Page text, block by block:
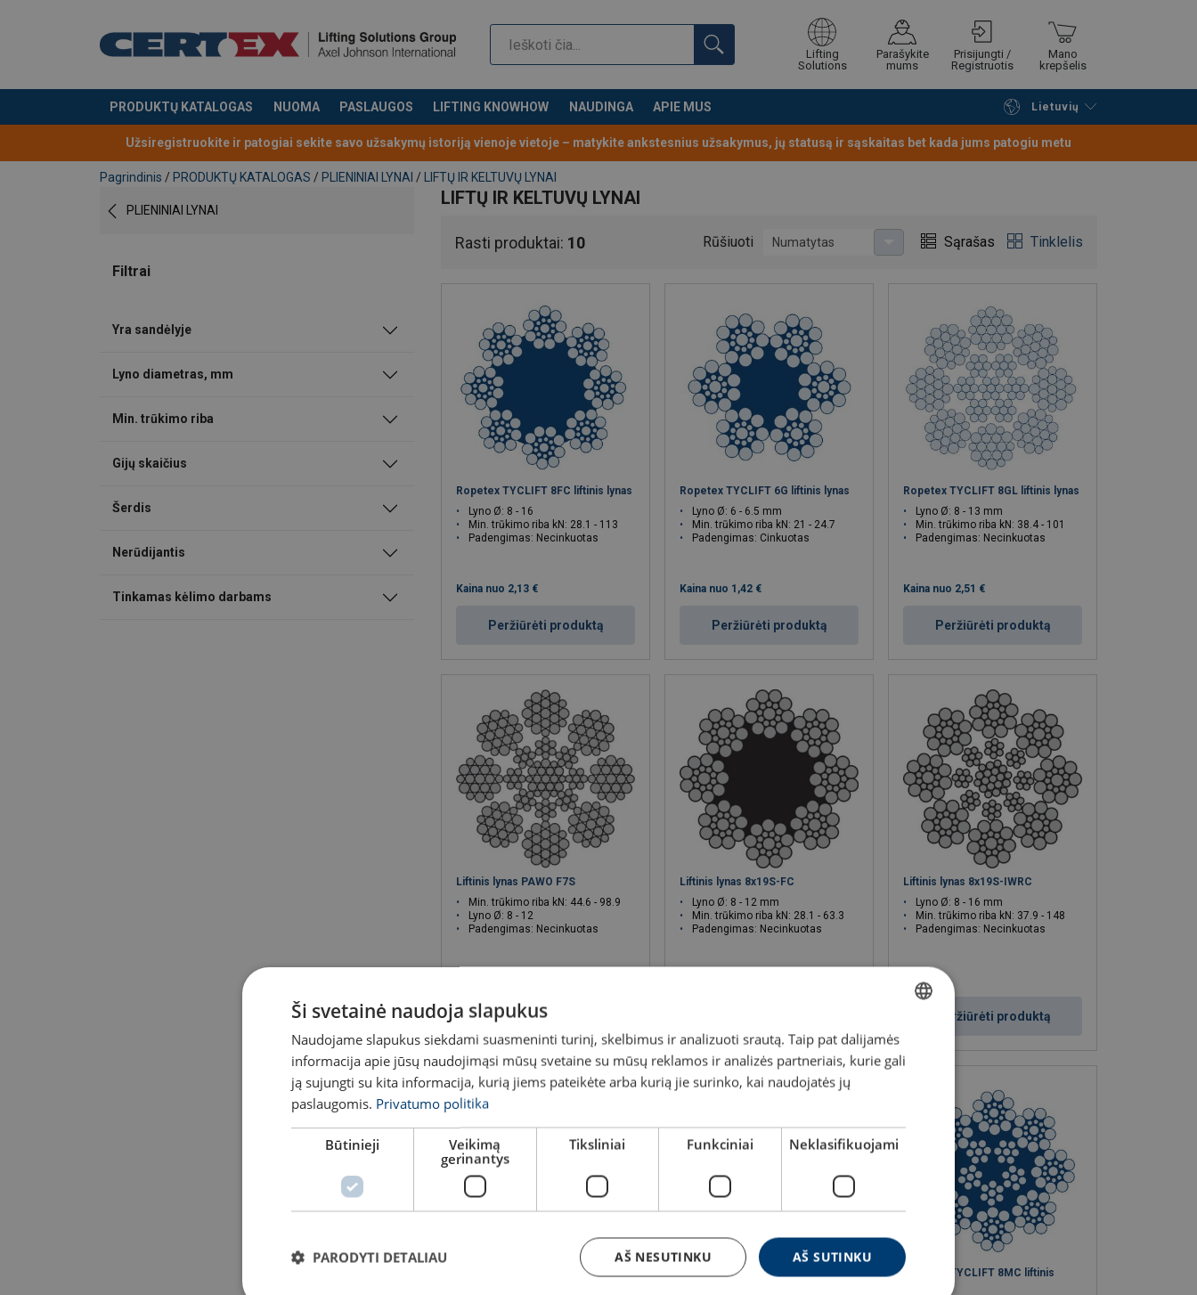
Lifting
Solutions
Parašykite
mums
Prisijungti /
Registruotis
Mano
krepšelis
PRODUKTŲ KATALOGAS NUOMA PASLAUGOS LIFTING KNOWHOW NAUDINGA APIE MUS Lietuvių
Produktas buvo pridėtas prie jūsų užklausos Tęsti naršymą Tęsti pirkimą
Užsiregistruokite ir patogiai sekite savo užsakymų istoriją vienoje vietoje – matykite ankstesnius užsakymus, jų statusą ir sąskaitas bet kada jums patogiu metu
Pagrindinis / PRODUKTŲ KATALOGAS / PLIENINIAI LYNAI / LIFTŲ IR KELTUVŲ LYNAI
PLIENINIAI LYNAI
Filtrai
Yra sandėlyje
Lyno diametras, mm
Min. trūkimo riba
Gijų skaičius
Šerdis
Nerūdijantis
Tinkamas kėlimo darbams
LIFTŲ IR KELTUVŲ LYNAI
Rasti produktai: 10 Rūšiuoti Numatytas Sąrašas Tinklelis
Ropetex TYCLIFT 8FC liftinis lynas
Lyno Ø: 8 - 16
Min. trūkimo riba kN: 28.1 - 113
Padengimas: Necinkuotas
Kaina nuo 2,13 €
Peržiūrėti produktą
Ropetex TYCLIFT 6G liftinis lynas
Lyno Ø: 6 - 6.5 mm
Min. trūkimo riba kN: 21 - 24.7
Padengimas: Cinkuotas
Kaina nuo 1,42 €
Peržiūrėti produktą
Ropetex TYCLIFT 8GL liftinis lynas
Lyno Ø: 8 - 13 mm
Min. trūkimo riba kN: 38.4 - 101
Padengimas: Necinkuotas
Kaina nuo 2,51 €
Peržiūrėti produktą
Liftinis lynas PAWO F7S
Min. trūkimo riba kN: 44.6 - 98.9
Lyno Ø: 8 - 12
Padengimas: Necinkuotas
Peržiūrėti produktą
Liftinis lynas 8x19S-FC
Lyno Ø: 8 - 12 mm
Min. trūkimo riba kN: 28.1 - 63.3
Padengimas: Necinkuotas
Liftinis lynas 8x19S-IWRC
Lyno Ø: 8 - 16 mm
Min. trūkimo riba kN: 37.9 - 148
Padengimas: Necinkuotas
Peržiūrėti produktą
Kiti liftiniai lynai
Ropetex TYCLIFT 8MC liftinis
LITHUANIAN
ENGLISH TRANSLATION
Ši svetainė naudoja slapukus
Naudojame slapukus siekdami suasmeninti turinį, skelbimus ir analizuoti srautą. Taip pat dalijamės
informacija apie jūsų naudojimąsi mūsų svetaine su mūsų reklamos ir analizės partneriais, kurie gali
ją sujungti su kita informacija, kurią jiems pateikėte arba kurią jie surinko, kai naudojatės jų
paslaugomis. Privatumo politika
Būtinieji
Veikimą
gerinantys
Tiksliniai Funkciniai Neklasifikuojami
AŠ SUTINKU
AŠ NESUTINKU
PARODYTI DETALIAU